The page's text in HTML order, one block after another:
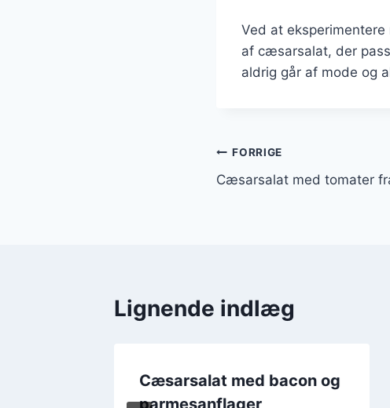
Ved at
af cæsarsalat, der
aldrig går af mode og
FORRIGE
Cæsarsalat med tomater
Lignende indlæg
Cæsarsalat med bacon og
parmesanflager